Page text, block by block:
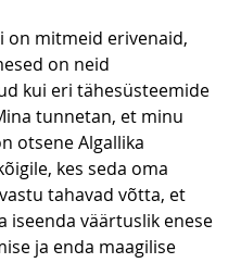
on mitmeid erivenaid,
on neid
kui eri tähesüsteemide
tunnetan, et minu
otsene Algallika
kes seda oma
tahavad võtta, et
iseenda väärtuslik enese
ja enda maagilise